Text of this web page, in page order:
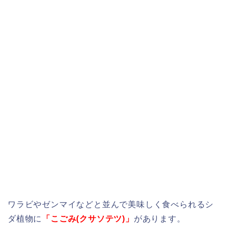
ワラビやゼンマイなどと並んで美味しく食べられるシ
ダ植物に
「こごみ(クサソテツ)」 があります。